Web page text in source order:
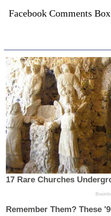
Facebook Comments Box